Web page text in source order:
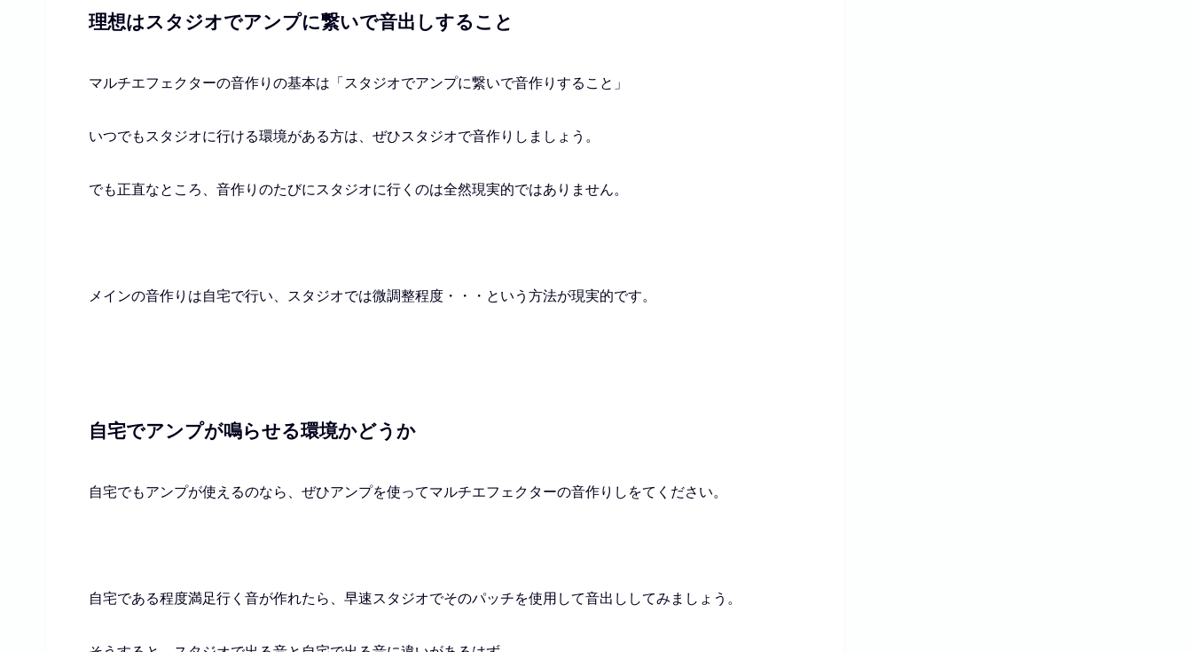
理想はスタジオでアンプに繋いで音出しすること
マルチエフェクターの音作りの基本は 「スタジオでアンプに繋いで音作りすること」
いつでもスタジオに行ける環境がある方は、ぜひスタジオで音作りしましょう。
でも正直なところ、音作りのたびにスタジオに行くのは全然現実的ではありません。
メインの音作りは自宅で行い、スタジオでは微調整程度・・・という方法が現実的です。
自宅でアンプが鳴らせる環境かどうか
自宅でもアンプが使えるのなら、ぜひアンプを使ってマルチエフェクターの音作りしをてください。
自宅である程度満足行く音が作れたら、早速スタジオでそのパッチを使用して音出ししてみましょう。